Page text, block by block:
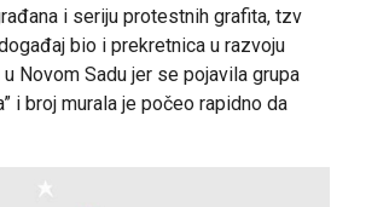
i seriju protestnih grafita, tzv
bio i prekretnica u razvoju
Novom Sadu jer se pojavila grupa
i broj murala je počeo rapidno da